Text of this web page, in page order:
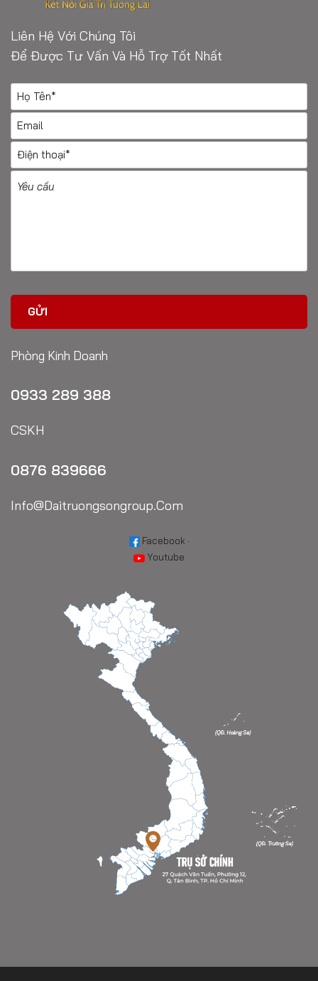
Liên Hệ Với Chúng Tôi
Để Được Tư Vấn Và Hỗ Trợ Tốt Nhất
Phòng Kinh Doanh
0933 289 388
CSKH
0876 839666
Info@daitruongsongroup.com
Facebook ·
Youtube